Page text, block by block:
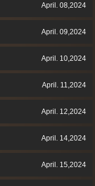
April. 08,2024
April. 09,2024
April. 10,2024
April. 11,2024
April. 12,2024
April. 14,2024
April. 15,2024